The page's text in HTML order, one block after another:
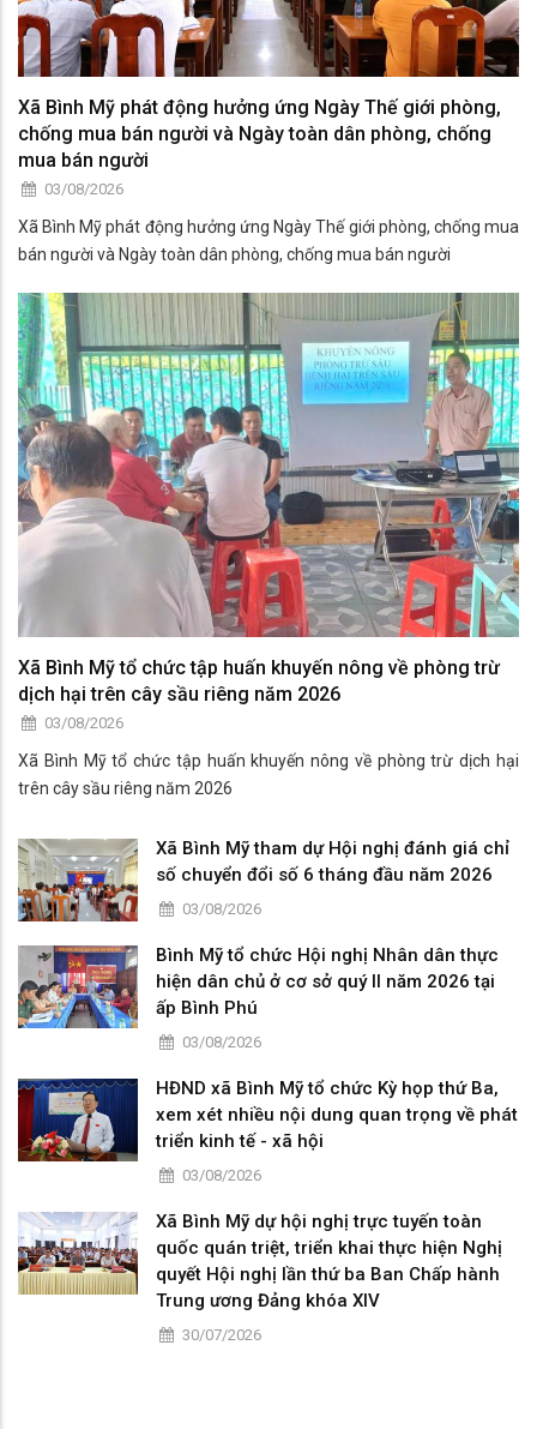
Xã Bình Mỹ phát động hưởng ứng Ngày Thế giới phòng,
chống mua bán người và Ngày toàn dân phòng, chống
mua bán người
03/08/2026
Xã Bình Mỹ phát động hưởng ứng Ngày Thế giới phòng, chống mua
bán người và Ngày toàn dân phòng, chống mua bán người
Xã Bình Mỹ tổ chức tập huấn khuyến nông về phòng trừ
dịch hại trên cây sầu riêng năm 2026
03/08/2026
Xã Bình Mỹ tổ chức tập huấn khuyến nông về phòng trừ dịch hại
trên cây sầu riêng năm 2026
Xã Bình Mỹ tham dự Hội nghị đánh giá chỉ
số chuyển đổi số 6 tháng đầu năm 2026
03/08/2026
Bình Mỹ tổ chức Hội nghị Nhân dân thực
hiện dân chủ ở cơ sở quý II năm 2026 tại
ấp Bình Phú
03/08/2026
HĐND xã Bình Mỹ tổ chức Kỳ họp thứ Ba,
xem xét nhiều nội dung quan trọng về phát
triển kinh tế - xã hội
03/08/2026
Xã Bình Mỹ dự hội nghị trực tuyến toàn
quốc quán triệt, triển khai thực hiện Nghị
quyết Hội nghị lần thứ ba Ban Chấp hành
Trung ương Đảng khóa XIV
30/07/2026